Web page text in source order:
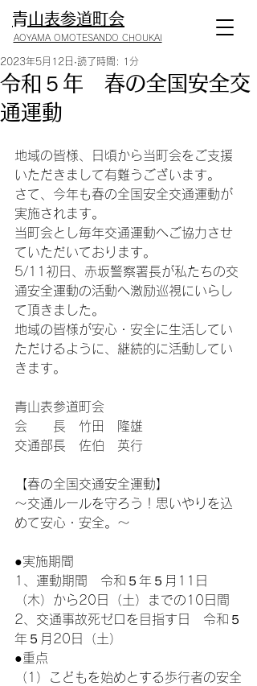
​青山表参道町会
AOYAMA OMOTESANDO CHOUKAI
令和５年 春の全国安全交
通運動
2023年5月12日 読了時間: 1分
地域の皆様、日頃から当町会をご支援
いただきまして有難うございます。
さて、今年も春の全国安全交通運動が
実施されます。
当町会とし毎年交通運動へご協力させ
ていただいております。
5/11初日、赤坂警察署長が私たちの交
通安全運動の活動へ激励巡視にいらし
て頂きました。
地域の皆様が安心・安全に生活してい
ただけるように、継続的に活動してい
きます。
青山表参道町会
会　　長　竹田　隆雄
交通部長　佐伯　英行
【春の全国交通安全運動】
～交通ルールを守ろう！思いやりを込
めて安心・安全。～
●実施期間
1、運動期間　令和５年５月11日
（木）から20日（土）までの10日間
2、交通事故死ゼロを目指す日　令和５
年５月20日（土）
●重点
（1）こどもを始めとする歩行者の安全